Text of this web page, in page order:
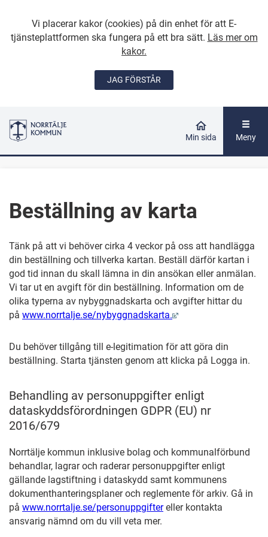
Vi placerar kakor (cookies) på din enhet för att E-
tjänsteplattformen ska fungera på ett bra sätt. Läs mer om
kakor.
JAG FÖRSTÅR
GÅ DIREKT TILL
Min sida Meny
Beställning av karta
Tänk på att vi behöver cirka 4 veckor på oss att handlägga
din beställning och tillverka kartan. Beställ därför kartan i
god tid innan du skall lämna in din ansökan eller anmälan.
Vi tar ut en avgift för din beställning. Information om de
olika typerna av nybyggnadskarta och avgifter hittar du
på www.norrtalje.se/nybyggnadskarta.
Du behöver tillgång till e-legitimation för att göra din
beställning. Starta tjänsten genom att klicka på Logga in.
Behandling av personuppgifter enligt
dataskyddsförordningen GDPR (EU) nr
2016/679
Norrtälje kommun inklusive bolag och kommunalförbund
behandlar, lagrar och raderar personuppgifter enligt
gällande lagstiftning i dataskydd samt kommunens
dokumenthanteringsplaner och reglemente för arkiv. Gå in
på www.norrtalje.se/personuppgiftereller kontakta
ansvarig nämnd om du vill veta mer.